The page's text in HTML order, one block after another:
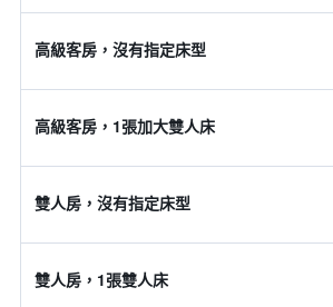
高級客房，沒有指定床型
高級客房，1張加大雙人床
雙人房，沒有指定床型
雙人房，1張雙人床